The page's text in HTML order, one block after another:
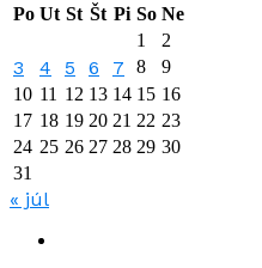
Po Ut St Št Pi So Ne
1
2
3 4 5 6 7 8
9
10 11 12 13 14 15 16
17 18 19 20 21 22 23
24 25 26 27 28 29 30
31
« júl